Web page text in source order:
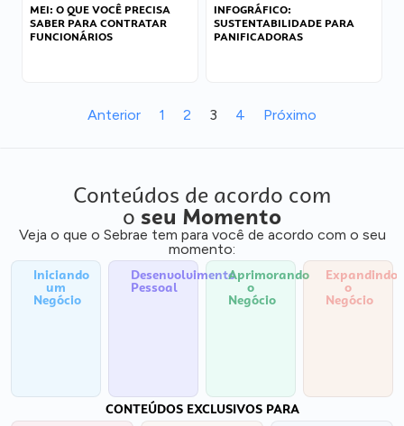
MEI: O QUE VOCÊ PRECISA
SABER PARA CONTRATAR
FUNCIONÁRIOS
INFOGRÁFICO:
SUSTENTABILIDADE PARA
PANIFICADORAS
Anterior 1 2 3 4 Próximo
Conteúdos de acordo com
o seu Momento
Veja o que o Sebrae tem para você de acordo com o seu
momento:
Iniciando
um
Negócio
Desenvolvimento
Pessoal
Aprimorando
o
Negócio
Expandindo
o
Negócio
CONTEÚDOS EXCLUSIVOS PARA